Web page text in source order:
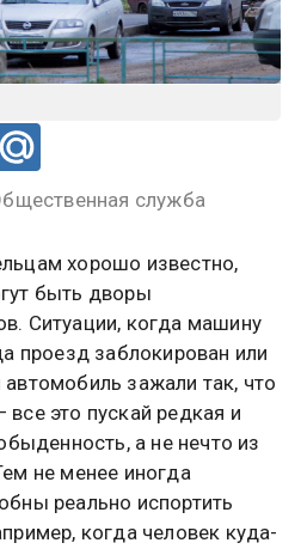
служба
хорошо известно,
быть дворы
Ситуации, когда машину
проезд заблокирован или
зажали так, что
это пускай редкая и
а не нечто из
не менее иногда
реально испортить
когда человек куда-